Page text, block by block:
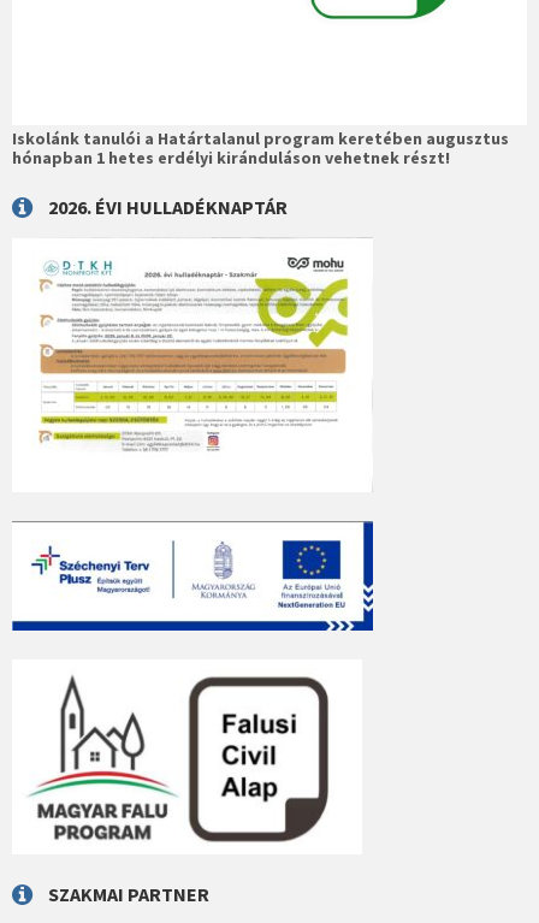
Iskolánk tanulói a Határtalanul program keretében augusztus
hónapban 1 hetes erdélyi kiránduláson vehetnek részt!
2026. ÉVI HULLADÉKNAPTÁR
SZAKMAI PARTNER